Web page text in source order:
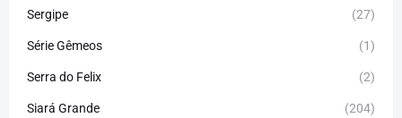
Sergipe (27)
Série Gêmeos (1)
Serra do Felix (2)
Siará Grande (204)